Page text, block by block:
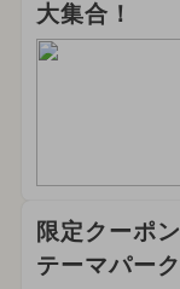
大集合！
限定クーポ
テーマパーク